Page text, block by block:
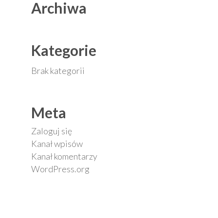
Archiwa
Kategorie
Brak kategorii
Meta
Zaloguj się
Kanał wpisów
Kanał komentarzy
WordPress.org